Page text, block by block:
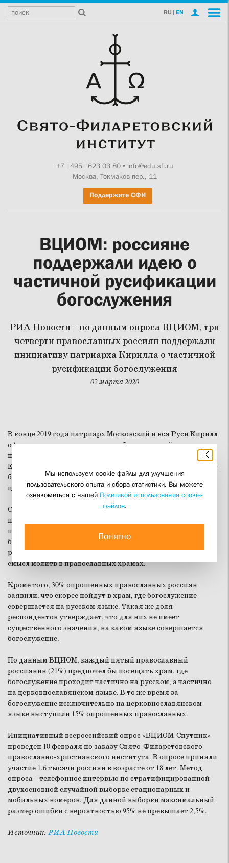
RU | EN
+7 |495| 623 03 80• info@edu.sfi.ru
Москва, Токмаков пер., 11
Поддержите СФИ
ВЦИОМ: россияне
поддержали идею о
частичной русификации
богослужения
РИА Новости – по данным опроса ВЦИОМ, три
четверти православных россиян поддержали
инициативу патриарха Кирилла о частичной
русификации богослужения
02 марта 2020
В конце 2019 года патриарх Московский и вся Руси Кирилл
официально допустил во время богослужений чтение
некоторых текстов на современном русском языке (чтение
Евангелия и апостольских посланий). До сих пор службы в
большинстве храмов РПЦ проходили полностью на
церковнославянском.
Согласно
, 75% православных россиян
поддержали в той или иной степени инициативу
патриарха Кирилла о частичной русификации
богослужения. Также 94% от опрошенных православных
россиян считают, что в той или иной степени понимают
смысл молитв в православных храмах.
Кроме того, 30% опрошенных православных россиян
заявили, что скорее пойдут в храм, где богослужение
совершается на русском языке. Такая же доля
респондентов утверждает, что для них не имеет
существенного значения, на каком языке совершается
богослужение.
По данным ВЦИОМ, каждый пятый православный
россиянин (21%) предпочел бы посещать храм, где
богослужение проходит частично на русском, а частично
на церковнославянском языке. В то же время за
богослужение исключительно на церковнославянском
языке выступили 15% опрошенных православных.
Инициативный всероссийский опрос «ВЦИОМ-Спутник»
проведен 10 февраля по заказу Свято-Филаретовского
православно-христианского института. В опросе приняли
участие 1,6 тысячи россиян в возрасте от 18 лет. Метод
опроса – телефонное интервью по стратифицированной
двухосновной случайной выборке стационарных и
мобильных номеров. Для данной выборки максимальный
размер ошибки с вероятностью 95% не превышает 2,5%.
Источник: РИА Новости
Мы используем cookie-файлы для улучшения
пользовательского опыта и сбора статистики. Вы можете
ознакомиться с нашей Политикой использования cookie-
файлов.
Понятно